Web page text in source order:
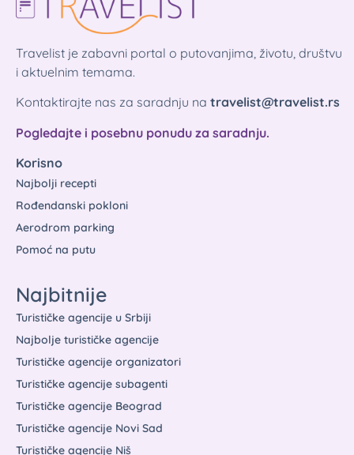
Travelist je zabavni portal o putovanjima, životu, društvu
i aktuelnim temama.
Kontaktirajte nas za saradnju na travelist@travelist.rs
Pogledajte i posebnu ponudu za saradnju.
Korisno
Najbolji recepti
Rođendanski pokloni
Aerodrom parking
Pomoć na putu
Najbitnije
Turističke agencije u Srbiji
Najbolje turističke agencije
Turističke agencije organizatori
Turističke agencije subagenti
Turističke agencije Beograd
Turističke agencije Novi Sad
Turističke agencije Niš